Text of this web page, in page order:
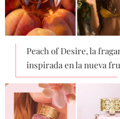
Peach of Desire, la
inspirada en la nueva